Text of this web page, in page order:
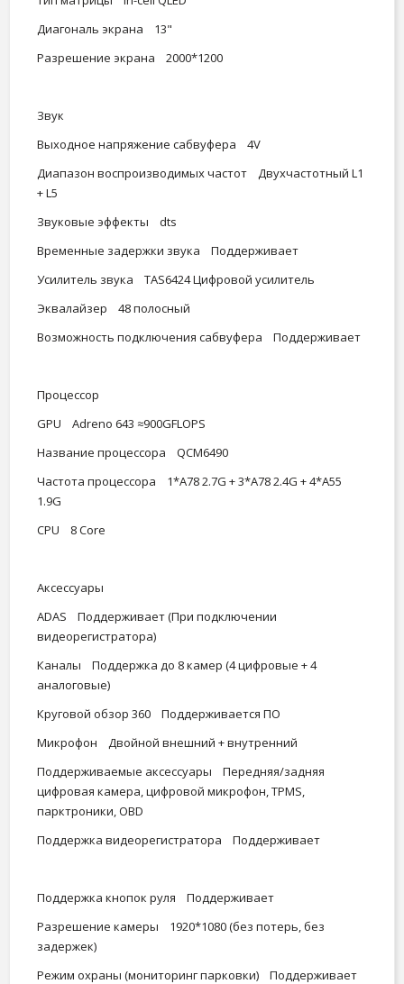
Диагональ экрана 13"
Разрешение экрана 2000*1200
Звук
Выходное напряжение сабвуфера 4V
Диапазон воспроизводимых частот Двухчастотный L1
+ L5
Звуковые эффекты dts
Временные задержки звука Поддерживает
Усилитель звука TAS6424 Цифровой усилитель
Эквалайзер 48 полосный
Возможность подключения сабвуфера Поддерживает
Процессор
GPU Adreno 643 ≈900GFLOPS
Название процессора QCM6490
Частота процессора 1*A78 2.7G + 3*A78 2.4G + 4*A55
1.9G
CPU 8 Core
Аксессуары
ADAS Поддерживает (При подключении
видеорегистратора)
Каналы Поддержка до 8 камер (4 цифровые + 4
аналоговые)
Круговой обзор 360 Поддерживается ПО
Микрофон Двойной внешний + внутренний
Поддерживаемые аксессуары Передняя/задняя
цифровая камера, цифровой микрофон, TPMS,
парктроники, OBD
Поддержка видеорегистратора Поддерживает
Поддержка кнопок руля Поддерживает
Разрешение камеры 1920*1080 (без потерь, без
задержек)
Режим охраны (мониторинг парковки) Поддерживает